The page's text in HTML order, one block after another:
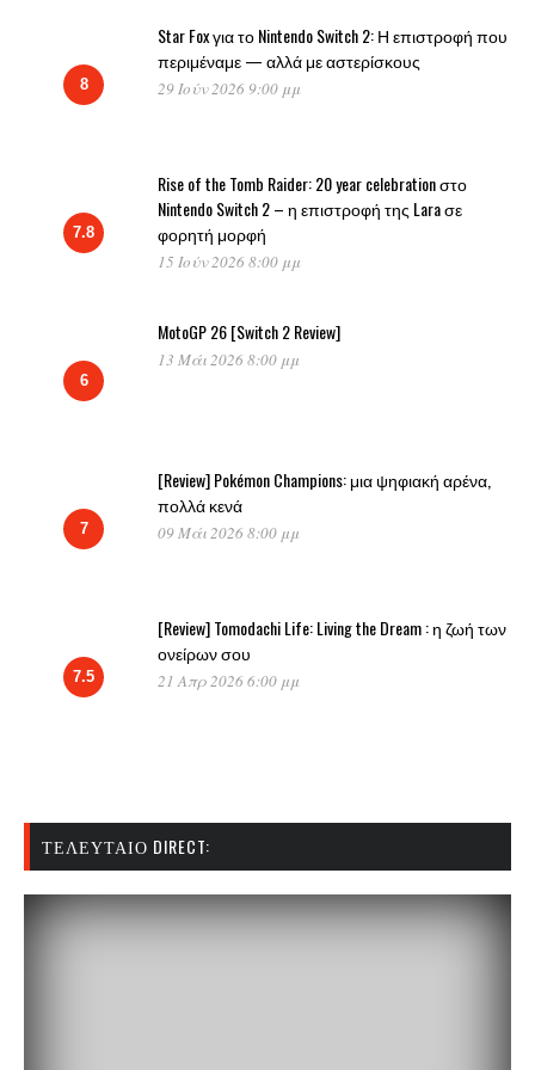
8
Star Fox για το Nintendo Switch 2: Η επιστροφή που
περιμέναμε — αλλά με αστερίσκους
29 Ιούν 2026 9:00 μμ
7.8
Rise of the Tomb Raider: 20 year celebration στο
Nintendo Switch 2 – η επιστροφή της Lara σε
φορητή μορφή
15 Ιούν 2026 8:00 μμ
6
MotoGP 26 [Switch 2 Review]
13 Μάι 2026 8:00 μμ
7
[Review] Pokémon Champions: μια ψηφιακή αρένα,
πολλά κενά
09 Μάι 2026 8:00 μμ
7.5
[Review] Tomodachi Life: Living the Dream : η ζωή των
ονείρων σου
21 Απρ 2026 6:00 μμ
ΤΕΛΕΥΤΑΊΟ DIRECT: